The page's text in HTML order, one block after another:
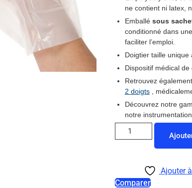
ne contient ni latex,
Emballé sous
conditionné dans
faciliter l’emploi.
Doigtier taille unique
Dispositif médical de
Retrouvez
2 doigts,
Découvrez notre
notre
Ajouter
Comparer